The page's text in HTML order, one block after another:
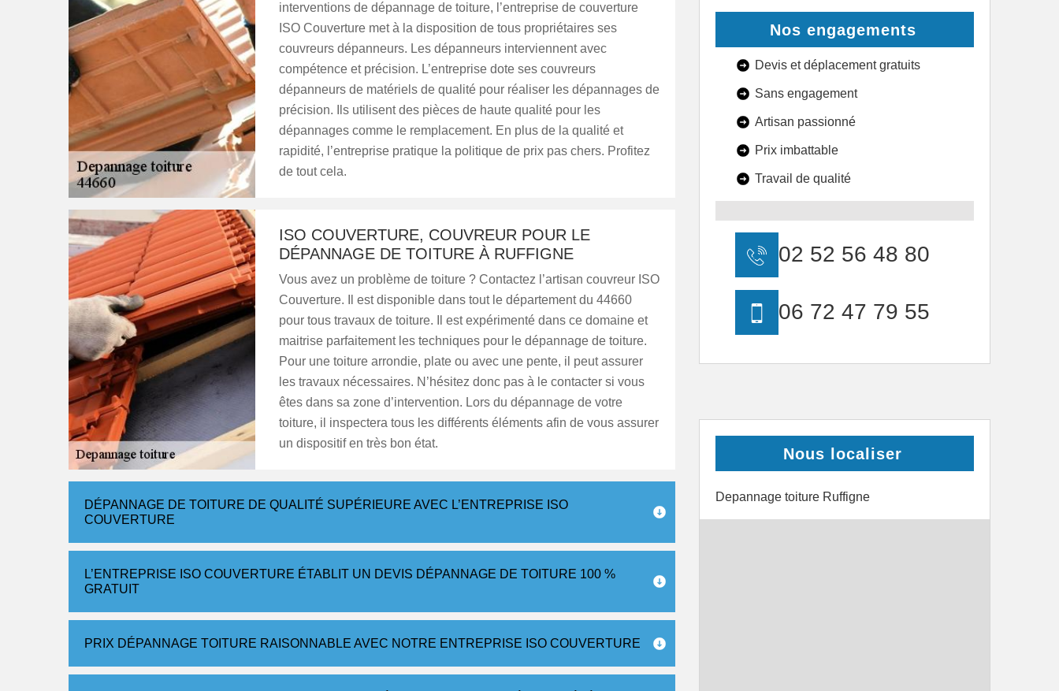
interventions de dépannage de toiture, l’entreprise de couverture
ISO Couverture met à la disposition de tous propriétaires ses
couvreurs dépanneurs. Les dépanneurs interviennent avec
compétence et précision. L’entreprise dote ses couvreurs
dépanneurs de matériels de qualité pour réaliser les dépannages de
précision. Ils utilisent des pièces de haute qualité pour les
dépannages comme le remplacement. En plus de la qualité et
rapidité, l’entreprise pratique la politique de prix pas chers. Profitez
de tout cela.
ISO COUVERTURE, COUVREUR POUR LE
DÉPANNAGE DE TOITURE À RUFFIGNE
Vous avez un problème de toiture ? Contactez l’artisan couvreur ISO
Couverture. Il est disponible dans tout le département du 44660
pour tous travaux de toiture. Il est expérimenté dans ce domaine et
maitrise parfaitement les techniques pour le dépannage de toiture.
Pour une toiture arrondie, plate ou avec une pente, il peut assurer
les travaux nécessaires. N’hésitez donc pas à le contacter si vous
êtes dans sa zone d’intervention. Lors du dépannage de votre
toiture, il inspectera tous les différents éléments afin de vous assurer
un dispositif en très bon état.
DÉPANNAGE DE TOITURE DE QUALITÉ SUPÉRIEURE AVEC L’ENTREPRISE ISO
COUVERTURE
L’ENTREPRISE ISO COUVERTURE ÉTABLIT UN DEVIS DÉPANNAGE DE TOITURE 100 %
GRATUIT
PRIX DÉPANNAGE TOITURE RAISONNABLE AVEC NOTRE ENTREPRISE ISO COUVERTURE
Nos engagements
Devis et déplacement gratuits
Sans engagement
Artisan passionné
Prix imbattable
Travail de qualité
02 52 56 48 80
06 72 47 79 55
Nous localiser
Depannage toiture Ruffigne